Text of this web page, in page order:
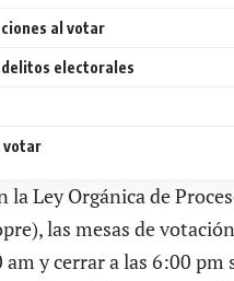
al votar
delitos electorales
votar
la Ley Orgánica de
las mesas de
y cerrar a las 6:00 pm